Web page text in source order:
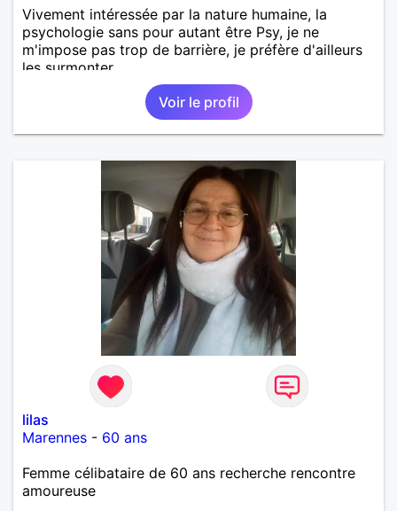
Vivement intéressée par la nature humaine, la
psychologie sans pour autant être Psy, je ne
m'impose pas trop de barrière, je préfère d'ailleurs
les surmonter.
Voir le profil
lilas
Marennes - 60 ans
Femme célibataire de 60 ans recherche rencontre
amoureuse